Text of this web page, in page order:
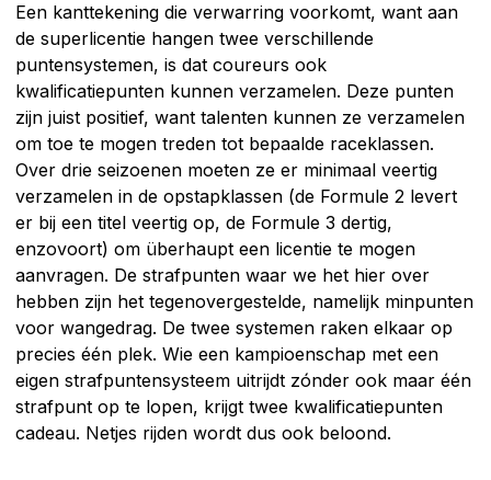
Een kanttekening die verwarring voorkomt, want aan
de superlicentie hangen twee verschillende
puntensystemen, is dat coureurs ook
kwalificatiepunten kunnen verzamelen. Deze punten
zijn juist positief, want talenten kunnen ze verzamelen
om toe te mogen treden tot bepaalde raceklassen.
Over drie seizoenen moeten ze er minimaal veertig
verzamelen in de opstapklassen (de Formule 2 levert
er bij een titel veertig op, de Formule 3 dertig,
enzovoort) om überhaupt een licentie te mogen
aanvragen. De strafpunten waar we het hier over
hebben zijn het tegenovergestelde, namelijk minpunten
voor wangedrag. De twee systemen raken elkaar op
precies één plek. Wie een kampioenschap met een
eigen strafpuntensysteem uitrijdt zónder ook maar één
strafpunt op te lopen, krijgt twee kwalificatiepunten
cadeau. Netjes rijden wordt dus ook beloond.